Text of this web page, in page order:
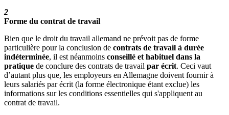
2
Forme du contrat de travail
Bien que le droit du travail allemand ne prévoit pas de forme
particulière pour la conclusion de contrats de travail à durée
indéterminée, il est néanmoins conseillé et habituel dans la
pratique de conclure des contrats de travail par écrit. Ceci vaut
d’autant plus que, les employeurs en Allemagne doivent fournir à
leurs salariés par écrit (la forme électronique étant exclue) les
informations sur les conditions essentielles qui s'appliquent au
contrat de travail.